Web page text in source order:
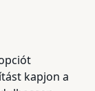
kapjon a